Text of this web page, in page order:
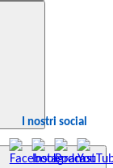
I nostri social